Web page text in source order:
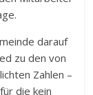
darauf
zu den von
Zahlen –
die kein